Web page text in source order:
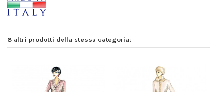
8 altri prodotti della stessa categoria: